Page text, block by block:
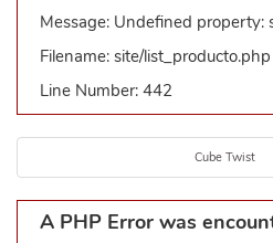
Message: Undefined property:
Filename: site/list_producto.php
Line Number: 442
Cube Twist
A PHP Error was